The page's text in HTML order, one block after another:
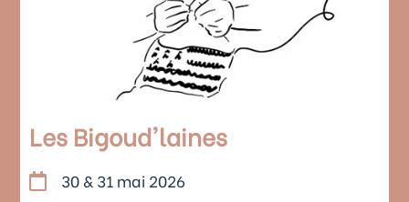
Les Bigoud'laines
30 & 31 mai 2026